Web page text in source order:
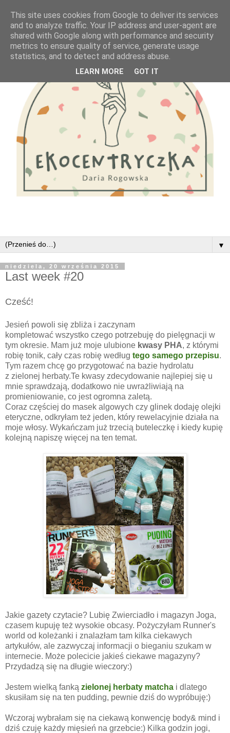
▼
niedziela, 20 września 2015
Last week #20
Cześć!
Jesień powoli się zbliża i zaczynam
kompletować wszystko czego potrzebuję do pielęgnacji w
tym okresie. Mam już moje ulubione kwasy PHA, z którymi
robię tonik, cały czas robię według tego samego przepisu.
Tym razem chcę go przygotować na bazie hydrolatu
z zielonej herbaty.Te kwasy zdecydowanie najlepiej się u
mnie sprawdzają, dodatkowo nie uwrażliwiają na
promieniowanie, co jest ogromna zaletą.
Coraz częściej do masek algowych czy glinek dodaję olejki
eteryczne, odkryłam też jeden, który rewelacyjnie działa na
moje włosy. Wykańczam już trzecią buteleczkę i kiedy kupię
kolejną napiszę więcej na ten temat.
Jakie gazety czytacie? Lubię Zwierciadło i magazyn Joga,
czasem kupuję też wysokie obcasy. Pożyczyłam Runner's
world od koleżanki i znalazłam tam kilka ciekawych
artykułów, ale zazwyczaj informacji o bieganiu szukam w
internecie. Może polecicie jakieś ciekawe magazyny?
Przydadzą się na długie wieczory:)
Jestem wielką fanką zielonej herbaty matcha i dlatego
skusiłam się na ten pudding, pewnie dziś do wypróbuję:)
Wczoraj wybrałam się na ciekawą konwencję body& mind i
dziś czuję każdy mięsień na grzebcie:) Kilka godzin jogi,
This site uses cookies from Google to deliver its services
and to analyze traffic. Your IP address and user-agent are
shared with Google along with performance and security
metrics to ensure quality of service, generate usage
statistics, and to detect and address abuse.
LEARN MORE GOT IT